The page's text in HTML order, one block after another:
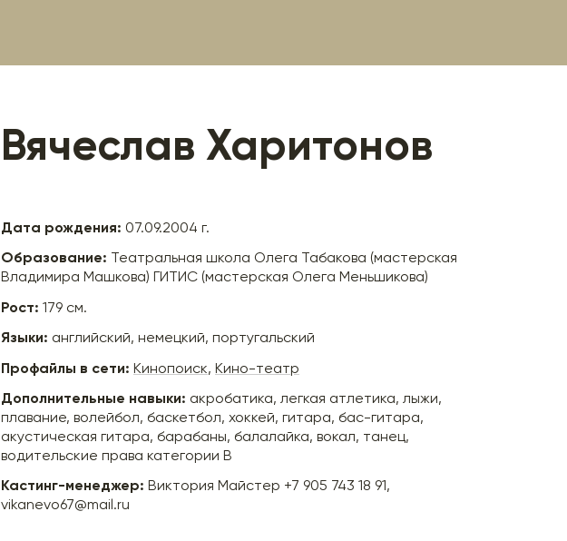
Вячеслав Харитонов
Дата рождения: 07.09.2004 г.
Образование: Театральная школа Олега Табакова (мастерская
Владимира Машкова) ГИТИС (мастерская Олега Меньшикова)
Рост: 179 см.
Языки: английский, немецкий, португальский
Профайлы в сети: Кинопоиск, Кино-театр
Дополнительные навыки: акробатика, легкая атлетика, лыжи,
плавание, волейбол, баскетбол, хоккей, гитара, бас-гитара,
акустическая гитара, барабаны, балалайка, вокал, танец,
водительские права категории В
Кастинг-менеджер: Виктория Майстер +7 905 743 18 91,
vikanevo67@mail.ru